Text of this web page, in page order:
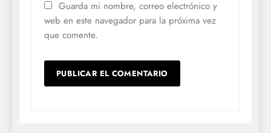
Guarda mi nombre, correo electrónico y
web en este navegador para la próxima vez
que comente.